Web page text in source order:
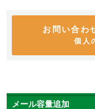
お問い合わ
個人
メール容量追加